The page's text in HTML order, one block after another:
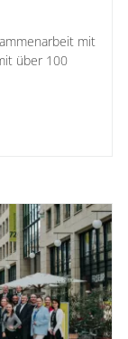
mit
über 100